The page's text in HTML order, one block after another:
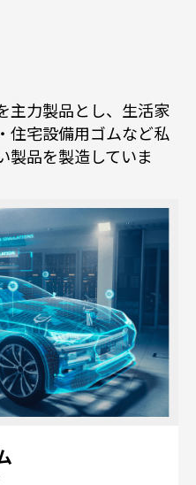
主力製品とし、生活家
住宅設備用ゴムなど私
製品を製造していま